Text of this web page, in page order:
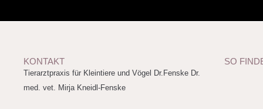
KONTAKT
Tierarztpraxis für Kleintiere und Vögel Dr.Fenske Dr.
med. vet. Mirja Kneidl-Fenske
SO